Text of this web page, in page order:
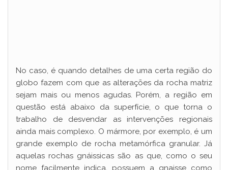
No caso, é quando detalhes de uma certa região do
globo fazem com que as alterações da rocha matriz
sejam mais ou menos agudas. Porém, a região em
questão está abaixo da superfície, o que torna o
trabalho de desvendar as intervenções regionais
ainda mais complexo. O mármore, por exemplo, é um
grande exemplo de rocha metamórfica granular. Já
aquelas rochas gnáissicas são as que, como o seu